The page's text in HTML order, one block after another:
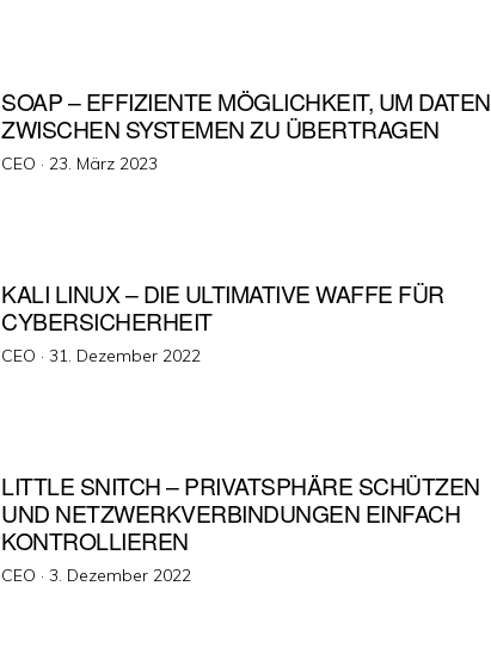
SOAP – EFFIZIENTE MÖGLICHKEIT, UM DATEN
ZWISCHEN SYSTEMEN ZU ÜBERTRAGEN
CEO · Veröffentlicht
23. März 2023
KALI LINUX – DIE ULTIMATIVE WAFFE FÜR
CYBERSICHERHEIT
CEO ·Veröffentlicht
31. Dezember 2022
LITTLE SNITCH – PRIVATSPHÄRE SCHÜTZEN
UND NETZWERKVERBINDUNGEN EINFACH
KONTROLLIEREN
CEO ·Veröffentlicht
3. Dezember 2022